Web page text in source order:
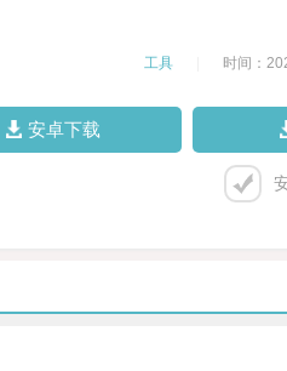
工具 时间：
安卓下载